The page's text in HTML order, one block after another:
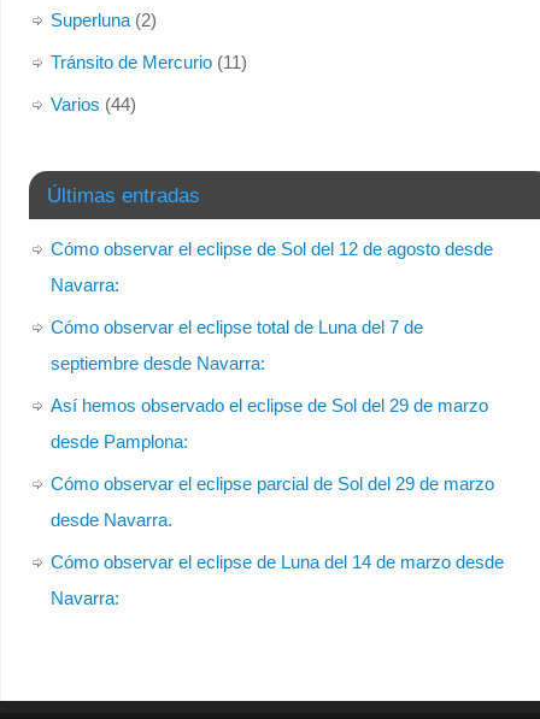
Superluna(2)
Tránsito de Mercurio(11)
Varios (44)
Últimas entradas
Cómo observar el eclipse de Sol del 12 de agosto desde
Navarra:
Cómo observar el eclipse total de Luna del 7 de
septiembre desde Navarra:
Así hemos observado el eclipse de Sol del 29 de marzo
desde Pamplona:
Cómo observar el eclipse parcial de Sol del 29 de marzo
desde Navarra.
Cómo observar el eclipse de Luna del 14 de marzo desde
Navarra: